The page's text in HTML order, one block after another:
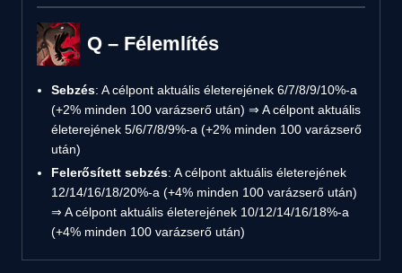
Q – Félemlítés
Sebzés: A célpont aktuális életerejének 6/7/8/9/10%-a
(+2% minden 100 varázserő után) ⇒ A célpont aktuális
életerejének 5/6/7/8/9%-a (+2% minden 100 varázserő
után)
Felerősített sebzés: A célpont aktuális életerejének
12/14/16/18/20%-a (+4% minden 100 varázserő után)
⇒ A célpont aktuális életerejének 10/12/14/16/18%-a
(+4% minden 100 varázserő után)